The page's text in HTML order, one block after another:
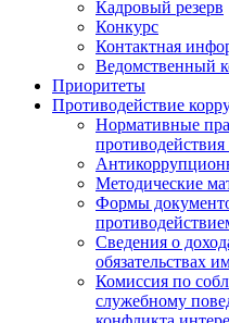
Кадровый резерв
Конкурс
Контактная
Ведомственный
Приоритеты
Противодействие
Нормативные
Методические
Формы
Сведения о
обязательствах
Комиссия по
служебному